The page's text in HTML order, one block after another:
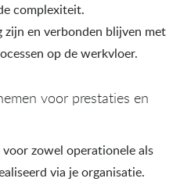
complexiteit.
zijn en verbonden blijven met
op de werkvloer.
voor prestaties en
zowel operationele als
via je organisatie.